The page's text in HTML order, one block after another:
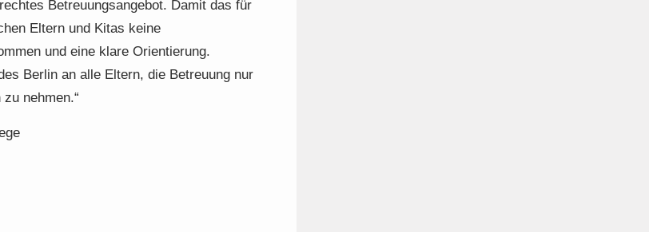
Betreuungsangebot. Damit das für
Eltern und Kitas keine
und eine klare Orientierung.
Berlin an alle Eltern, die Betreuung nur
nehmen.“